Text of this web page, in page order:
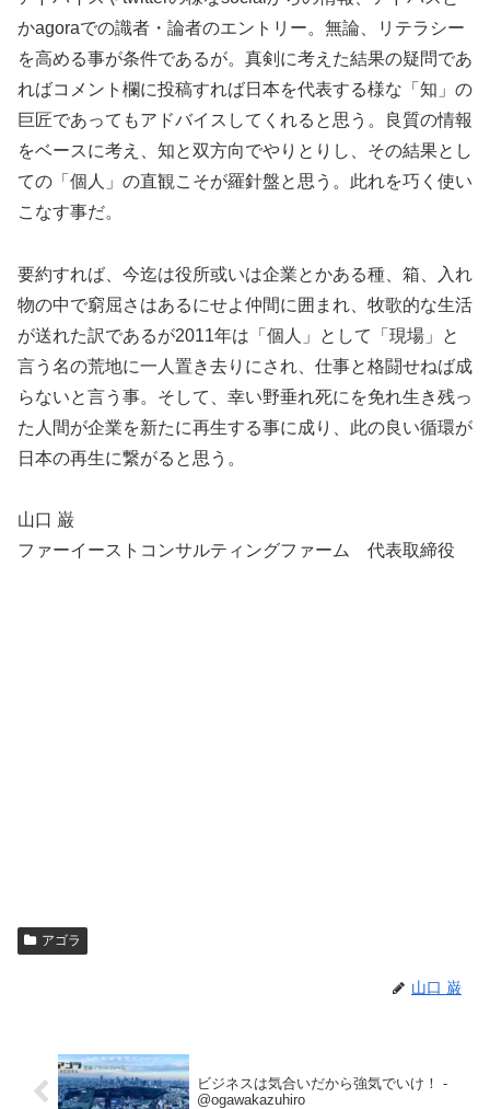
かagoraでの識者・論者のエントリー。無論、リテラシー
を高める事が条件であるが。真剣に考えた結果の疑問であ
ればコメント欄に投稿すれば日本を代表する様な「知」の
巨匠であってもアドバイスしてくれると思う。良質の情報
をベースに考え、知と双方向でやりとりし、その結果とし
ての「個人」の直観こそが羅針盤と思う。此れを巧く使い
こなす事だ。
要約すれば、今迄は役所或いは企業とかある種、箱、入れ
物の中で窮屈さはあるにせよ仲間に囲まれ、牧歌的な生活
が送れた訳であるが2011年は「個人」として「現場」と
言う名の荒地に一人置き去りにされ、仕事と格闘せねば成
らないと言う事。そして、幸い野垂れ死にを免れ生き残っ
た人間が企業を新たに再生する事に成り、此の良い循環が
日本の再生に繋がると思う。
山口 巌
ファーイーストコンサルティングファーム 代表取締役
アゴラ
山口 巌
ビジネスは気合いだから強気でいけ！ -
@ogawakazuhiro